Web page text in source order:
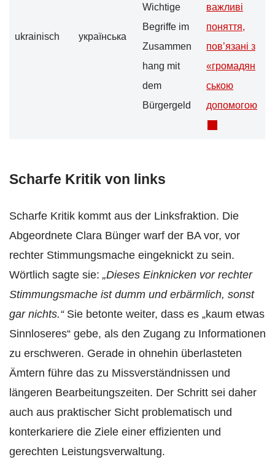
ukrainisch українська
Wichtige
Begriffe im
Zusammen
hang mit
dem
Bürgergeld
важливі
поняття,
пов’язані з
«громадян
ською
допомогою
Scharfe Kritik von links
Scharfe Kritik kommt aus der Linksfraktion. Die
Abgeordnete Clara Bünger warf der BA vor, vor
rechter Stimmungsmache eingeknickt zu sein.
Wörtlich sagte sie: „Dieses Einknicken vor rechter
Stimmungsmache ist dumm und erbärmlich, sonst
gar nichts.“Sie betonte weiter, dass es „kaum etwas
Sinnloseres“ gebe, als den Zugang zu Informationen
zu erschweren. Gerade in ohnehin überlasteten
Ämtern führe das zu Missverständnissen und
längeren Bearbeitungszeiten. Der Schritt sei daher
auch aus praktischer Sicht problematisch und
konterkariere die Ziele einer effizienten und
gerechten Leistungsverwaltung.